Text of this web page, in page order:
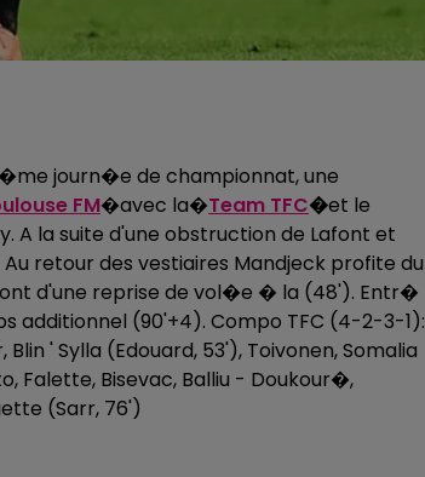
journ�e de championnat, une
FM�avec la�Team TFC�et le
A la suite d'une obstruction de Lafont et
retour des vestiaires Mandjeck profite du
d'une reprise de vol�e � la (48'). Entr�
additionnel (90'+4). Compo TFC (4-2-3-1):
' Sylla (Edouard, 53'), Toivonen, Somalia
Falette, Bisevac, Balliu - Doukour�,
(Sarr, 76')